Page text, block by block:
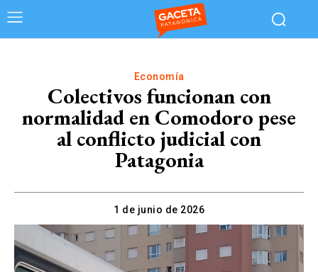
Economía
Colectivos funcionan con
normalidad en Comodoro pese
al conflicto judicial con
Patagonia
1 de junio de 2026